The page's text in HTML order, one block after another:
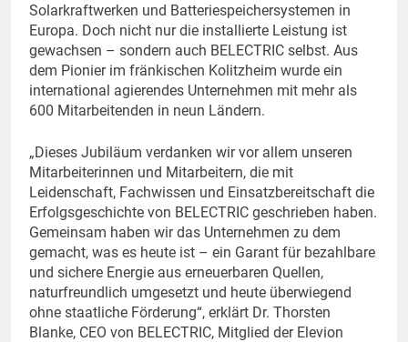
Solarkraftwerken und Batteriespeichersystemen in
Europa. Doch nicht nur die installierte Leistung ist
gewachsen – sondern auch BELECTRIC selbst. Aus
dem Pionier im fränkischen Kolitzheim wurde ein
international agierendes Unternehmen mit mehr als
600 Mitarbeitenden in neun Ländern.
„Dieses Jubiläum verdanken wir vor allem unseren
Mitarbeiterinnen und Mitarbeitern, die mit
Leidenschaft, Fachwissen und Einsatzbereitschaft die
Erfolgsgeschichte von BELECTRIC geschrieben haben.
Gemeinsam haben wir das Unternehmen zu dem
gemacht, was es heute ist – ein Garant für bezahlbare
und sichere Energie aus erneuerbaren Quellen,
naturfreundlich umgesetzt und heute überwiegend
ohne staatliche Förderung“, erklärt Dr. Thorsten
Blanke, CEO von BELECTRIC, Mitglied der Elevion